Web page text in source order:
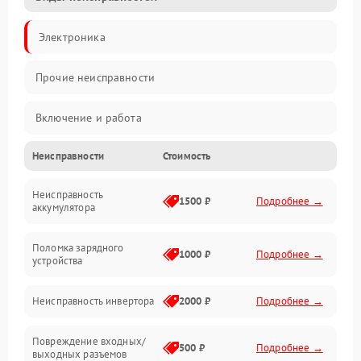
Электроника
Прочие неисправности
Включение и работа
Работа с нагрузкой
Звук и индикация
Неисправности Стоимость
Неисправность
аккумулятора
1500 ₽ Подробнее →
Поломка зарядного
устройства
1000 ₽ Подробнее →
Неисправность инвертора 2000 ₽ Подробнее →
Повреждение входных/
выходных разъемов
500 ₽ Подробнее →